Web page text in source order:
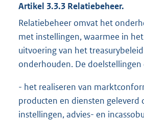
Artikel 3.3.3 Relatiebeheer.
Relatiebeheer omvat het
met instellingen, waarmee in
uitvoering van het
onderhouden. De doelstellingen
- het realiseren van
producten en diensten geleverd
instellingen, advies- en